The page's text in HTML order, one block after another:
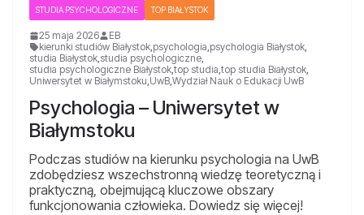
STUDIA PSYCHOLOGICZNE TOP BIAŁYSTOK
25 maja 2026
EB
kierunki studiów Białystok,psychologia,psychologia Białystok,
studia Białystok,studia psychologiczne,
studia psychologiczne Białystok,top studia,top studia Białystok,
Uniwersytet w Białymstoku,UwB,Wydział Nauk o Edukacji UwB
Psychologia – Uniwersytet w
Białymstoku
Podczas studiów na kierunku psychologia na UwB
zdobędziesz wszechstronną wiedzę teoretyczną i
praktyczną, obejmującą kluczowe obszary
funkcjonowania człowieka. Dowiedz się więcej!